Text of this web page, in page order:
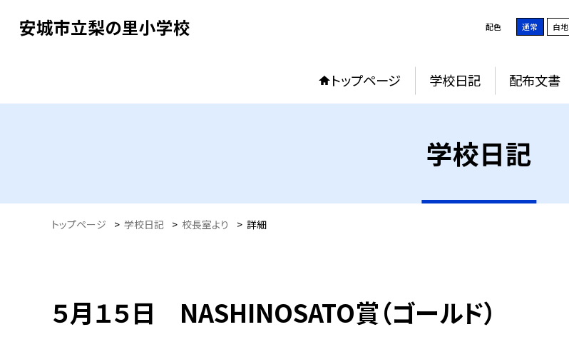
安城市立梨の里小学校 配色 通常 白地
トップページ 学校日記 配布文書
学校日記
トップページ > 学校日記 > 校長室より > 詳細
５月１５日 NASHINOSATO賞（ゴールド）